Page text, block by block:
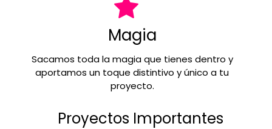
Magia
Sacamos toda la magia que tienes dentro y
aportamos un toque distintivo y único a tu
proyecto.
Proyectos Importantes